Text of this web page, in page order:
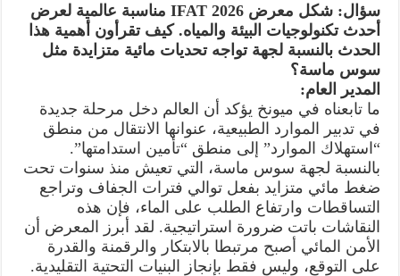
سؤال: شكل معرض IFAT 2026 مناسبة عالمية لعرض
أحدث تكنولوجيات البيئة والمياه. كيف تقرأون أهمية هذا
الحدث بالنسبة لجهة تواجه تحديات مائية متزايدة مثل
سوس ماسة؟
المدير العام:
ما تابعناه في ميونخ يؤكد أن العالم دخل مرحلة جديدة
في تدبير الموارد الطبيعية، عنوانها الانتقال من منطق
“استهلاك الموارد” إلى منطق “تأمين استدامتها”.
بالنسبة لجهة سوس ماسة، التي تعيش منذ سنوات تحت
ضغط مائي متزايد بفعل توالي فترات الجفاف وتراجع
التساقطات وارتفاع الطلب على الماء، فإن هذه
النقاشات باتت ضرورة استراتيجية. لقد أبرز المعرض أن
الأمن المائي أصبح مرتبطا بالابتكار والرقمنة والقدرة
على التوقع، وليس فقط بإنجاز البنيات التحتية التقليدية.